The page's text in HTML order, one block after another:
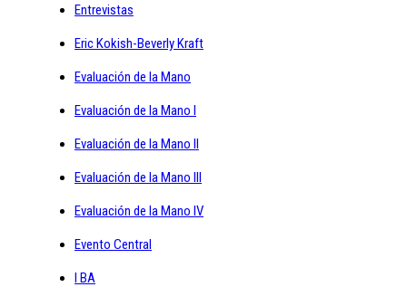
Entrevistas
Eric Kokish-Beverly Kraft
Evaluación de la Mano
Evaluación de la Mano I
Evaluación de la Mano II
Evaluación de la Mano III
Evaluación de la Mano IV
Evento Central
I BA